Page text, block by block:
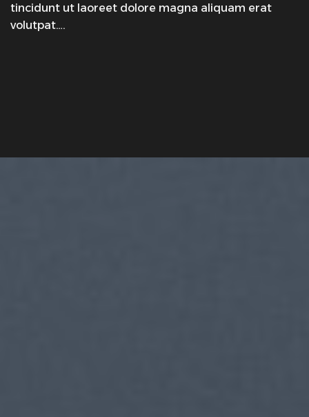
tincidunt ut laoreet dolore magna aliquam erat
volutpat….